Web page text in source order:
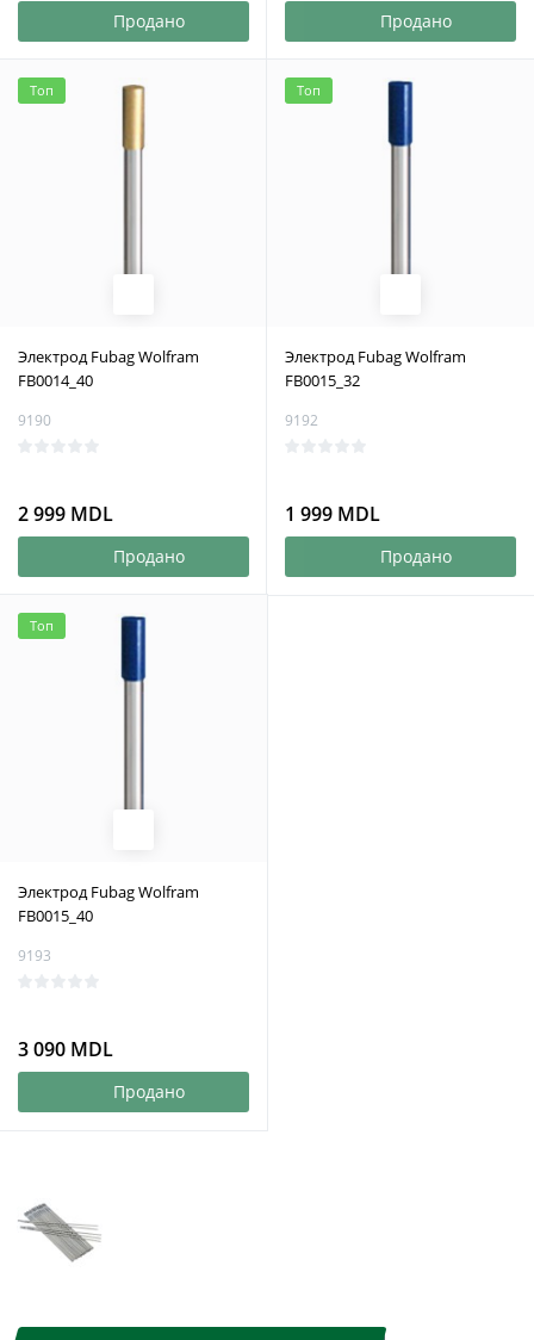
Продано Продано
Топ
Электрод Fubag Wolfram
FB0014_40
9190
2 999 MDL
Продано
Топ
Электрод Fubag Wolfram
FB0015_32
9192
1 999 MDL
Продано
Топ
Электрод Fubag Wolfram
FB0015_40
9193
3 090 MDL
Продано